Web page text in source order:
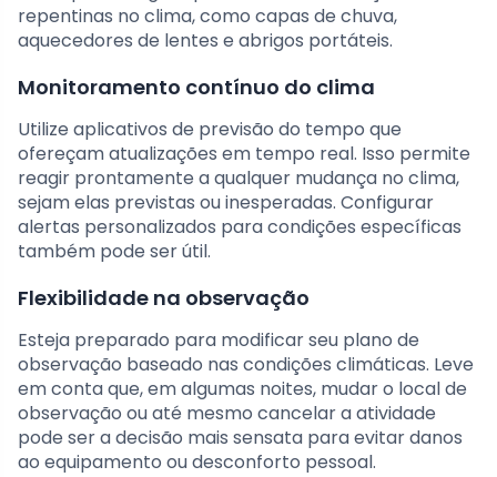
repentinas no clima, como capas de chuva,
aquecedores de lentes e abrigos portáteis.
Monitoramento contínuo do clima
Utilize aplicativos de previsão do tempo que
ofereçam atualizações em tempo real. Isso permite
reagir prontamente a qualquer mudança no clima,
sejam elas previstas ou inesperadas. Configurar
alertas personalizados para condições específicas
também pode ser útil.
Flexibilidade na observação
Esteja preparado para modificar seu plano de
observação baseado nas condições climáticas. Leve
em conta que, em algumas noites, mudar o local de
observação ou até mesmo cancelar a atividade
pode ser a decisão mais sensata para evitar danos
ao equipamento ou desconforto pessoal.